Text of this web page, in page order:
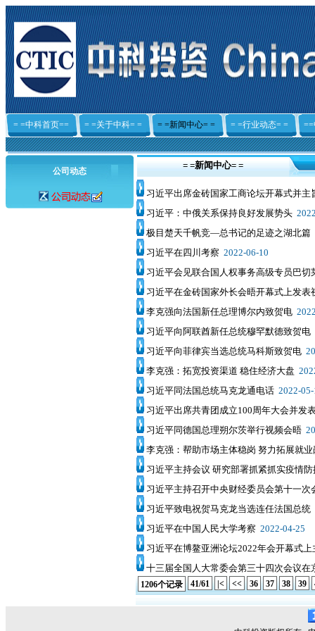
= =中科首页== = =关于中科= = = =新闻中心= = = =行业动态= =
公司动态
= =新闻中心= =
习近平出席金砖国家工商论坛开幕式并主
习近平：中俄关系保持良好发展势头
极目楚天千帆竞—总书记的足迹之湖北篇
习近平在四川考察 2022-06-10
习近平会见联合国人权事务高级专员巴切
习近平在金砖国家外长会晤开幕式上发表
李克强向法国新任总理博尔内致贺电
习近平向阿联酋新任总统穆罕默德致贺电
习近平向菲律宾当选总统马科斯致贺电
李克强：拓宽投资渠道 稳住经济大盘
习近平同法国总统马克龙通电话 2022-
习近平出席共青团成立100周年大会并发
习近平同德国总理朔尔茨举行视频会晤
李克强：帮助市场主体稳岗 努力拓展就业
习近平主持会议 研究部署抓紧抓实疫情防
习近平主持召开中央财经委员会第十一次
习近平致电祝贺马克龙当选连任法国总统
习近平在中国人民大学考察 2022-04-25
习近平在博鳌亚洲论坛2022年会开幕式上
十三届全国人大常委会第三十四次会议在
1206个记录 41/61 |< << 36 37 38 39